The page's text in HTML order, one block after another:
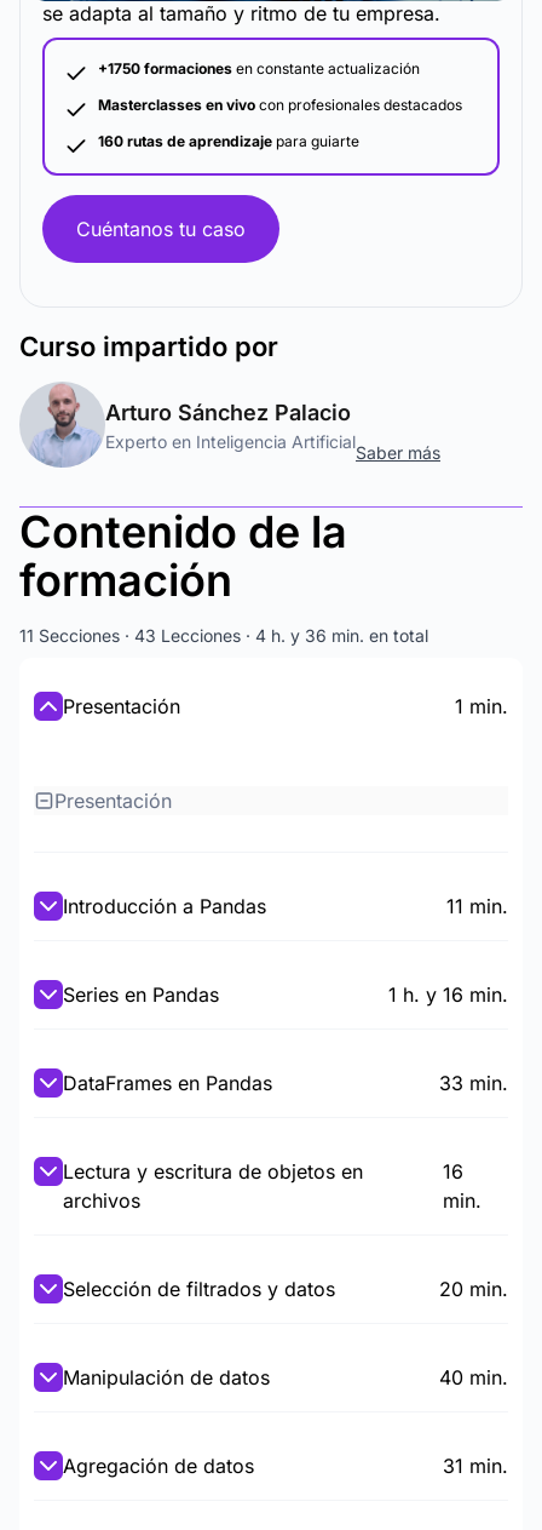
se adapta al tamaño y ritmo de tu empresa.
+1750 formaciones en constante actualización
Masterclasses en vivo con profesionales destacados
160 rutas de aprendizaje para guiarte
Cuéntanos tu caso
Curso impartido por
Arturo Sánchez Palacio
Experto en Inteligencia Artificial
Saber más
Contenido de la
formación
11 Secciones · 43 Lecciones · 4 h. y 36 min. en total
Presentación 1 min.
Presentación
Introducción a Pandas 11 min.
Series en Pandas 1 h. y 16 min.
DataFrames en Pandas 33 min.
Lectura y escritura de objetos en
archivos
16
min.
Selección de filtrados y datos 20 min.
Manipulación de datos 40 min.
Agregación de datos 31 min.